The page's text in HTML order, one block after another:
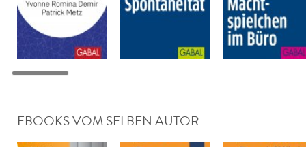
EBOOKS VOM SELBEN AUTOR